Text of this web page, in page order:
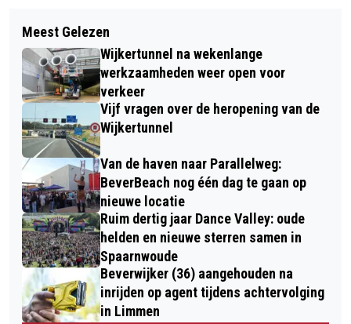
COLUMN VAN DE DAG: DE OVERGANG
LAATSTE NACHTCONCERT IN DE
GROTE KERK MET RUUD JANSEN EN
PAUL BAKKER
Meest Gelezen
Wijkertunnel na wekenlange
werkzaamheden weer open voor
verkeer
Vijf vragen over de heropening van de
Wijkertunnel
Van de haven naar Parallelweg:
BeverBeach nog één dag te gaan op
nieuwe locatie
Ruim dertig jaar Dance Valley: oude
helden en nieuwe sterren samen in
Spaarnwoude
Beverwijker (36) aangehouden na
inrijden op agent tijdens achtervolging
in Limmen